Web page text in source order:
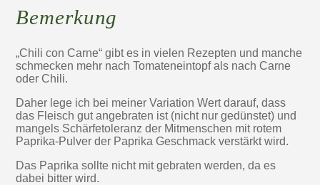
Bemerkung
„Chili con Carne“ gibt es in vielen Rezepten und manche
schmecken mehr nach Tomateneintopf als nach Carne
oder Chili.
Daher lege ich bei meiner Variation Wert darauf, dass
das Fleisch gut angebraten ist (nicht nur gedünstet) und
mangels Schärfetoleranz der Mitmenschen mit rotem
Paprika-Pulver der Paprika Geschmack verstärkt wird.
Das Paprika sollte nicht mit gebraten werden, da es
dabei bitter wird.